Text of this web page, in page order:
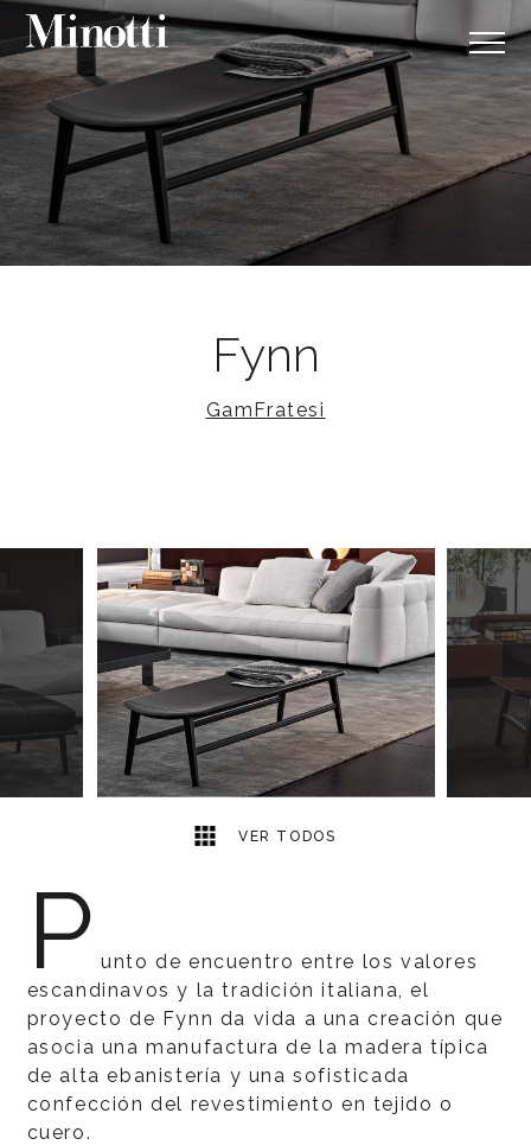
Fynn
GamFratesi
VER TODOS
2
P unto de encuentro entre los valores
escandinavos y la tradición italiana, el
proyecto de Fynn da vida a una creación que
asocia una manufactura de la madera típica
de alta ebanistería y una sofisticada
confección del revestimiento en tejido o
cuero.